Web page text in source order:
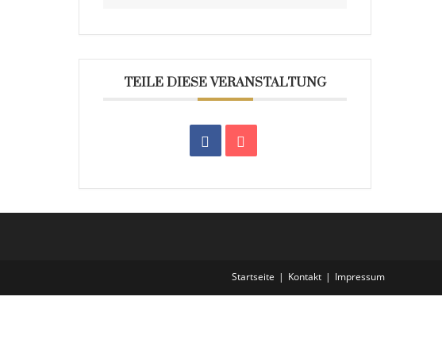
TEILE DIESE VERANSTALTUNG
Startseite Kontakt Impressum